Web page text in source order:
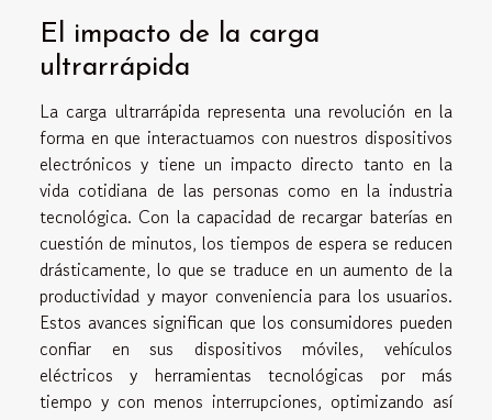
El impacto de la carga
ultrarrápida
La carga ultrarrápida representa una revolución en la
forma en que interactuamos con nuestros dispositivos
electrónicos y tiene un impacto directo tanto en la
vida cotidiana de las personas como en la industria
tecnológica. Con la capacidad de recargar baterías en
cuestión de minutos, los tiempos de espera se reducen
drásticamente, lo que se traduce en un aumento de la
productividad y mayor conveniencia para los usuarios.
Estos avances significan que los consumidores pueden
confiar en sus dispositivos móviles, vehículos
eléctricos y herramientas tecnológicas por más
tiempo y con menos interrupciones, optimizando así